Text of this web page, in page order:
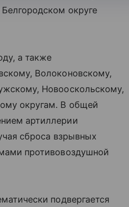
округе
а также
Волоконовскому,
Новооскольскому,
округам. В общей
артиллерии
сброса взрывных
противовоздушной
подвергается